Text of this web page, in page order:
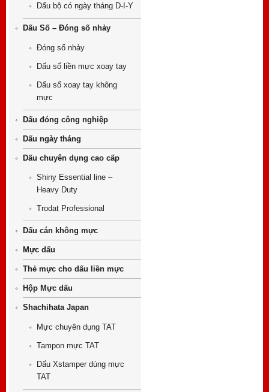
Dấu bộ có ngày tháng D-I-Y
Dấu Số – Đóng số nhảy
Đóng số nhảy
Dấu số liền mực xoay tay
Dấu số xoay tay không
mực
Dấu đóng công nghiệp
Dấu ngày tháng
Dấu chuyên dụng cao cấp
Shiny Essential line –
Heavy Duty
Trodat Professional
Dấu cán không mực
Mực dấu
Thẻ mực cho dấu liền mực
Hộp Mực dấu
Shachihata Japan
Mực chuyên dụng TAT
Tampon mực TAT
Dấu Xstamper dùng mực
TAT